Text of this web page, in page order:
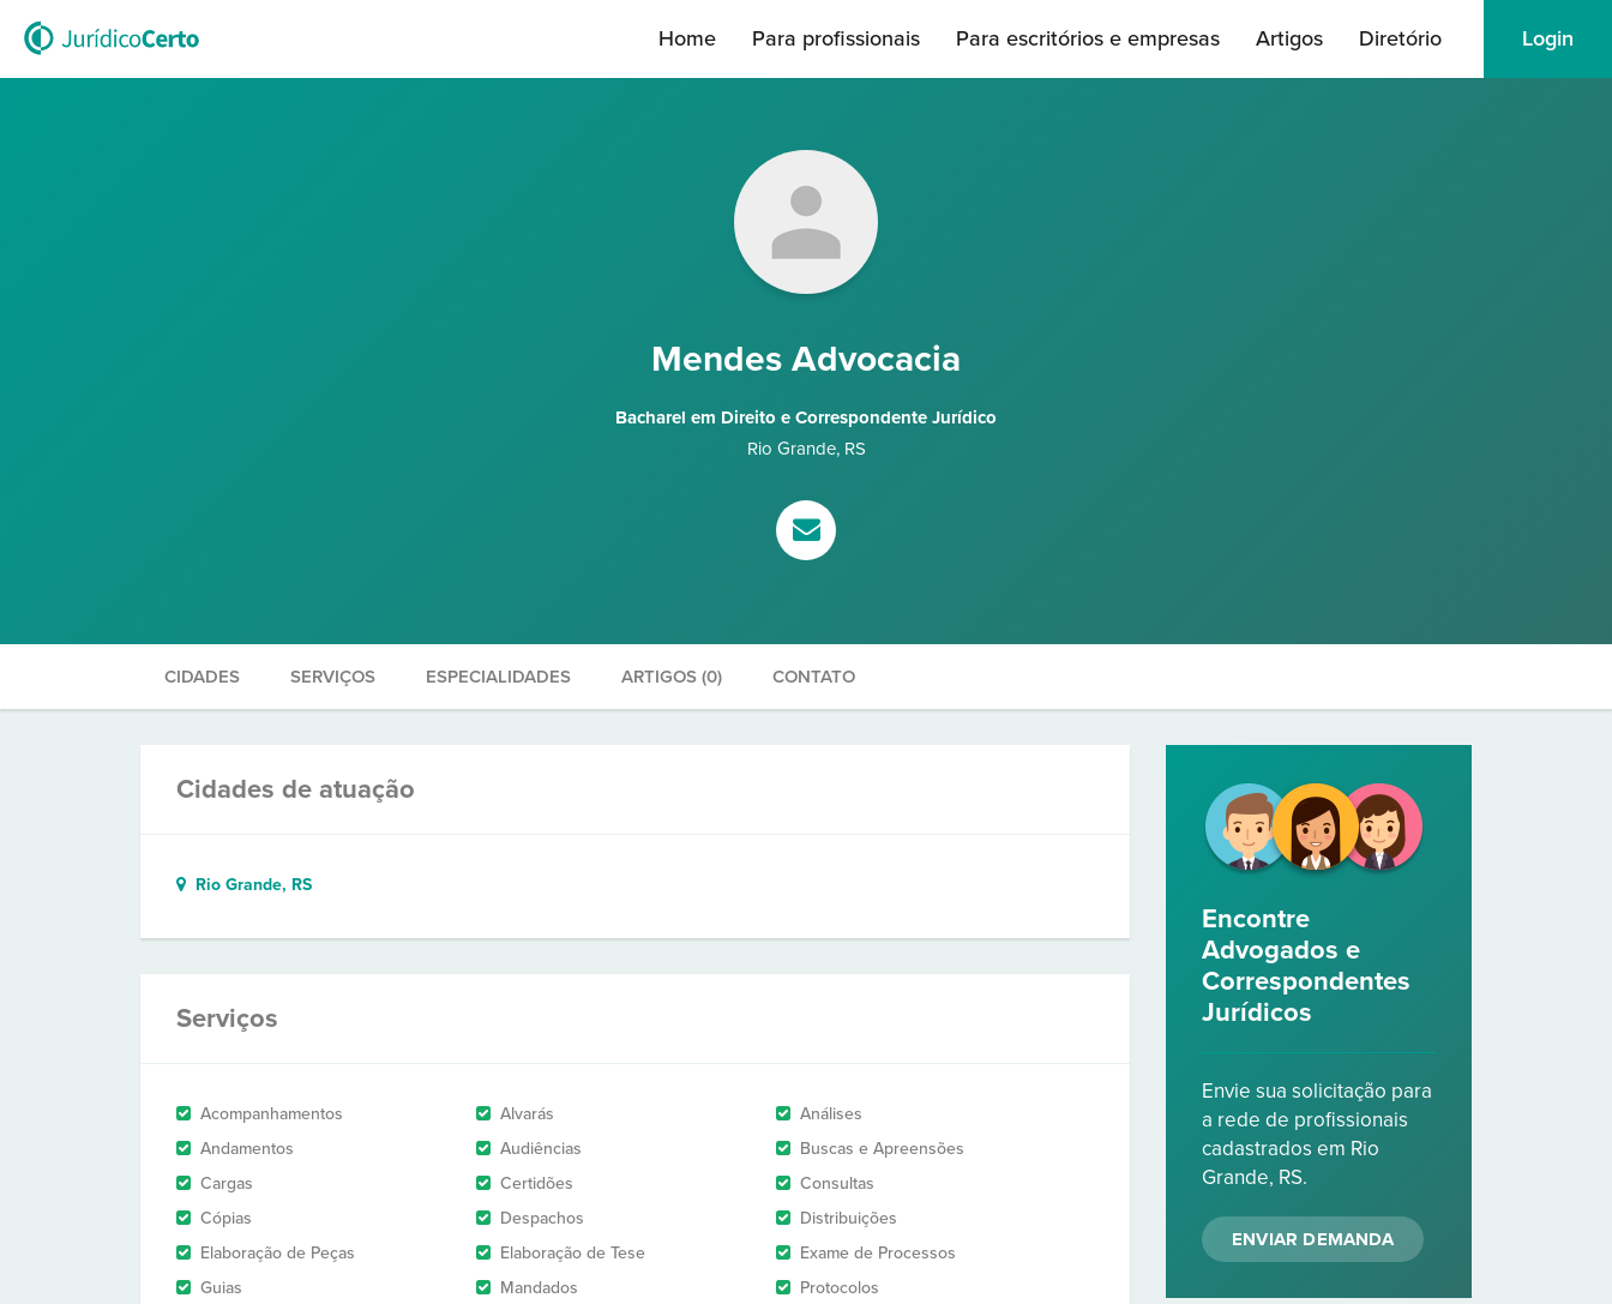
Home Para profissionais Para escritórios e empresas Artigos Diretório Login
Mendes Advocacia
Bacharel em Direito e Correspondente Jurídico
Rio Grande, RS
CIDADES SERVIÇOS ESPECIALIDADES ARTIGOS (0) CONTATO
Cidades de atuação
Rio Grande, RS
Serviços
Acompanhamentos Alvarás
Análises
Andamentos
Audiências
Buscas e Apreensões
Cargas
Certidões
Consultas
Cópias
Despachos
Distribuições
Elaboração de Peças
Elaboração de Tese
Exame de Processos
Guias
Mandados
Protocolos
Encontre
Advogados e
Correspondentes
Jurídicos
Envie sua solicitação para
a rede de profissionais
cadastrados em Rio
Grande, RS.
ENVIAR DEMANDA